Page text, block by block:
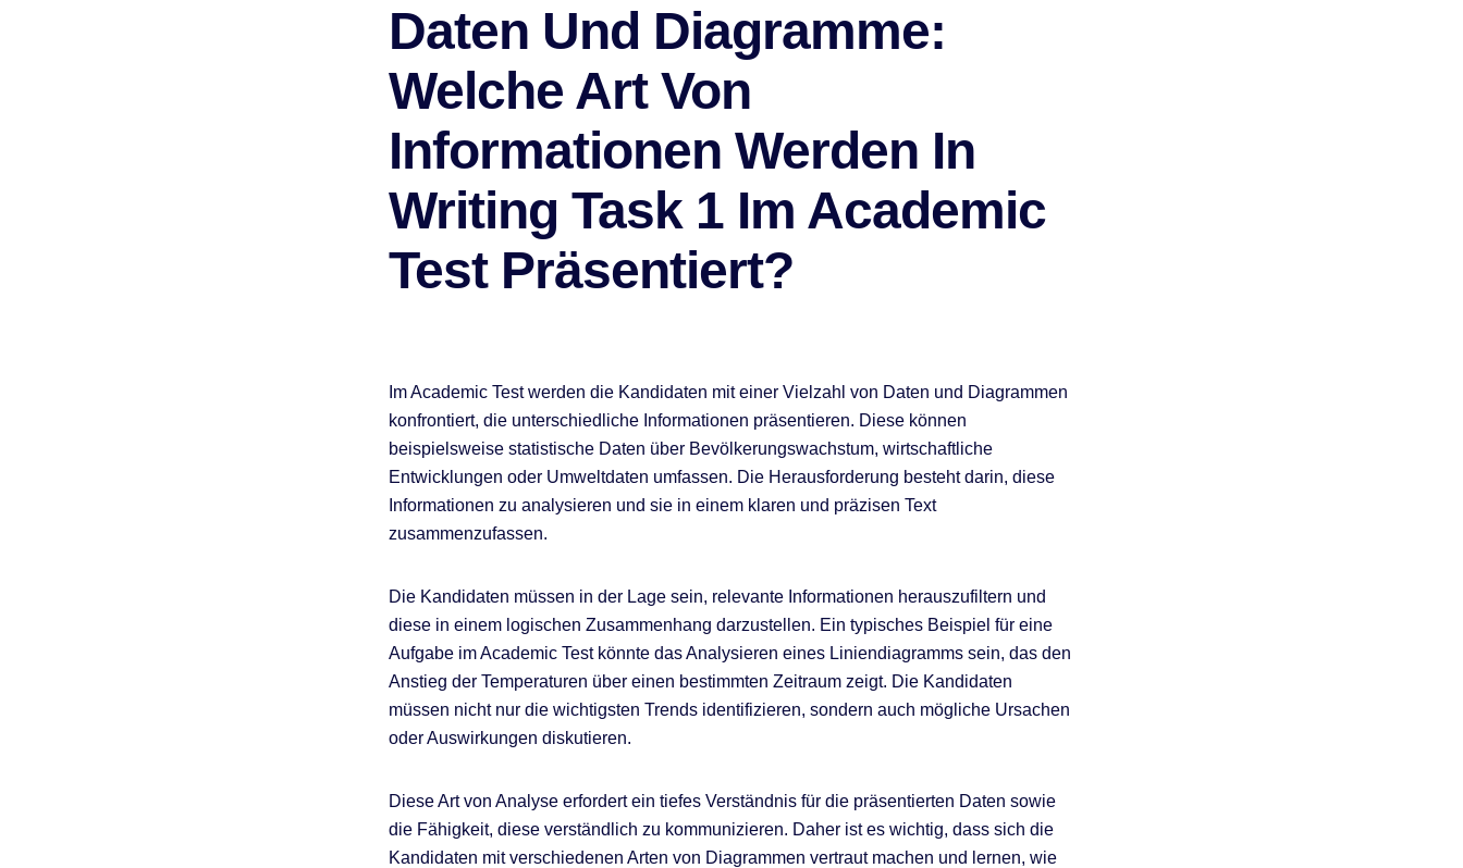
Daten Und Diagramme:
Welche Art Von
Informationen Werden In
Writing Task 1 Im Academic
Test Präsentiert?
Im Academic Test werden die Kandidaten mit einer Vielzahl von Daten und Diagrammen
konfrontiert, die unterschiedliche Informationen präsentieren. Diese können
beispielsweise statistische Daten über Bevölkerungswachstum, wirtschaftliche
Entwicklungen oder Umweltdaten umfassen. Die Herausforderung besteht darin, diese
Informationen zu analysieren und sie in einem klaren und präzisen Text
zusammenzufassen.
Die Kandidaten müssen in der Lage sein, relevante Informationen herauszufiltern und
diese in einem logischen Zusammenhang darzustellen. Ein typisches Beispiel für eine
Aufgabe im Academic Test könnte das Analysieren eines Liniendiagramms sein, das den
Anstieg der Temperaturen über einen bestimmten Zeitraum zeigt. Die Kandidaten
müssen nicht nur die wichtigsten Trends identifizieren, sondern auch mögliche Ursachen
oder Auswirkungen diskutieren.
Diese Art von Analyse erfordert ein tiefes Verständnis für die präsentierten Daten sowie
die Fähigkeit, diese verständlich zu kommunizieren. Daher ist es wichtig, dass sich die
Kandidaten mit verschiedenen Arten von Diagrammen vertraut machen und lernen, wie